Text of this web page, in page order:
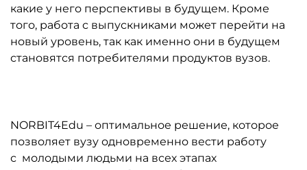
какие у него перспективы в будущем. Кроме
того, работа с выпускниками может перейти на
новый уровень, так как именно они в будущем
становятся потребителями продуктов вузов.
NORBIT4Edu – оптимальное решение, которое
позволяет вузу одновременно вести работу
с молодыми людьми на всех этапах